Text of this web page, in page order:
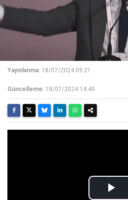
Yayınlanma: 18/07/2024 09:21
Güncelleme: 18/07/2024 14:40